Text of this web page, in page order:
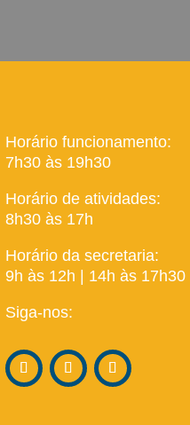
Horário funcionamento:
7h30 às 19h30
Horário de atividades:
8h30 às 17h
Horário da secretaria:
9h às 12h | 14h às 17h30
Siga-nos: